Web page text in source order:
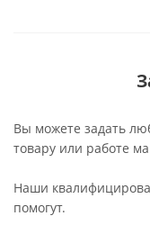
Вы можете задать
товару или работе
Наши
помогут.